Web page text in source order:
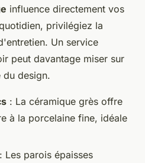
influence directement vos
privilégiez la
Un service
peut davantage miser sur
design.
: La céramique grès offre
à la porcelaine fine, idéale
: Les parois épaisses